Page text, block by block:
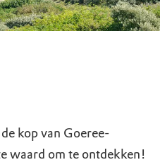
kop van Goeree-
waard om te ontdekken!